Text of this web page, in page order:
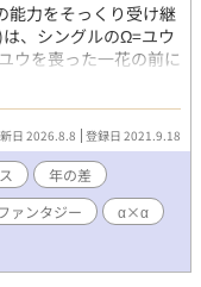
力をそっくり受け継
、シングルのΩ=ユウ
ウを喪った一花の前に
秋月(あきづき)玄弥
れ、松柏流の弟子とし
長するにつれ舞への情
父でありαの玄弥に惹
通の高校生。まだ
。一花の置かれた特
ていく。『性別って
構わない』 それぞれ
スポ根めいたりして
日 2026.8.8 登録日 2021.9.18
年の差
ァンタジー
α×α